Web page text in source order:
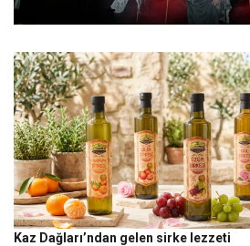
Kaz Dağları’ndan gelen sirke lezzeti